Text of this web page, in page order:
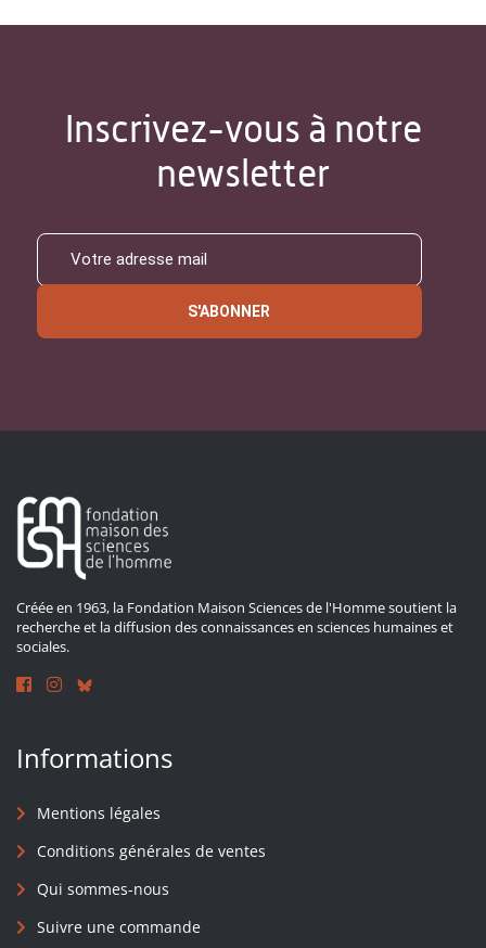
Inscrivez-vous à notre
newsletter
S'ABONNER
Créée en 1963, la Fondation Maison Sciences de l'Homme soutient la
recherche et la diffusion des connaissances en sciences humaines et
sociales.
Informations
Mentions légales
Conditions générales de ventes
Qui sommes-nous
Suivre une commande